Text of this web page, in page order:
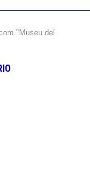
"Museu del